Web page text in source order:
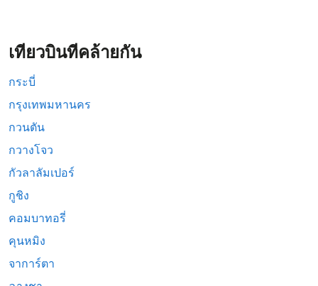
เที่ยวบินที่คล้ายกัน
กระบี่
กรุงเทพมหานคร
กวนตัน
กวางโจว
กัวลาลัมเปอร์
กูชิง
คอมบาทอรี่
คุนหมิง
จาการ์ตา